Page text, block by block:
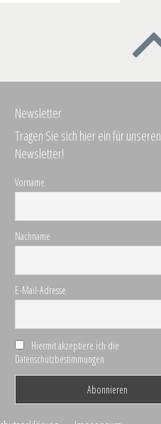
Newsletter
Tragen Sie sich hier ein für unseren
Newsletter!
Vorname
Nachname
E-Mail-Adresse
Hiermit akzeptiere ich die
Datenschutzbestimmungen